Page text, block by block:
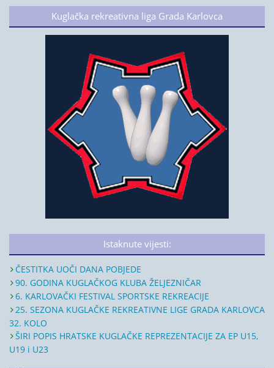
Kuglačka rekreativna liga Grada Karlovca
Istaknute vijesti:
ČESTITKA UOČI DANA POBJEDE
90. GODINA KUGLAČKOG KLUBA ŽELJEZNIČAR
6. KARLOVAČKI FESTIVAL SPORTSKE REKREACIJE
25. SEZONA KUGLAČKE REKREATIVNE LIGE GRADA KARLOVCA
32. KOLO
ŠIRI POPIS HRATSKE KUGLAČKE REPREZENTACIJE ZA EP U15,
U19 i U23